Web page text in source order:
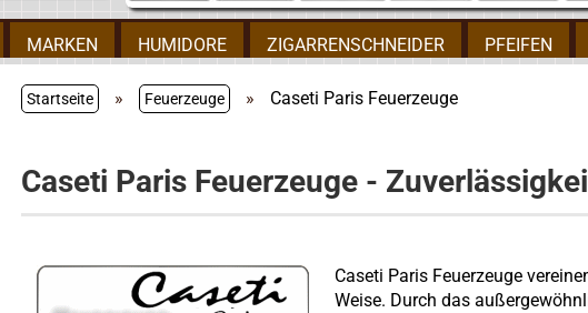
MARKEN HUMIDORE ZIGARRENSCHNEIDER PFEIFEN
Startseite » Feuerzeuge » Caseti Paris Feuerzeuge
Caseti Paris Feuerzeuge -
Caseti Paris Feuerzeuge
Weise. Durch das